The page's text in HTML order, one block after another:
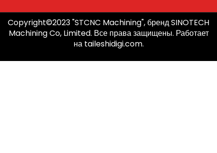
Copyright©2023 "STCNC Machining", бренд SINOTECH
Machining Co, Limited. Все права защищены. Работает
на taileshidigi.com.